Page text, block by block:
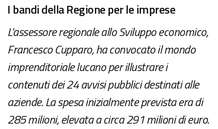
I bandi della Regione per le imprese
L'assessore regionale allo Sviluppo economico,
Francesco Cupparo, ha convocato il mondo
imprenditoriale lucano per illustrare i
contenuti dei 24 avvisi pubblici destinati alle
aziende. La spesa inizialmente prevista era di
285 milioni, elevata a circa 291 milioni di euro.